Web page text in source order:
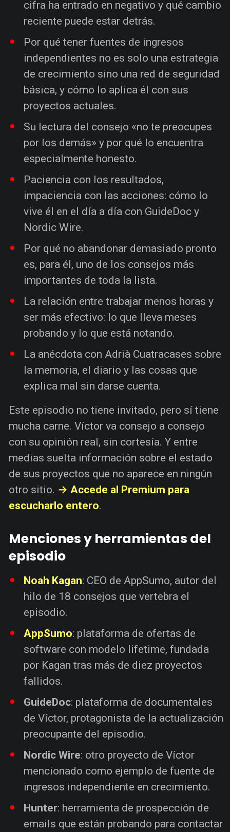
cifra ha entrado en negativo y qué cambio
reciente puede estar detrás.
Por qué tener fuentes de ingresos
independientes no es solo una estrategia
de crecimiento sino una red de seguridad
básica, y cómo lo aplica él con sus
proyectos actuales.
Su lectura del consejo «no te preocupes
por los demás» y por qué lo encuentra
especialmente honesto.
Paciencia con los resultados,
impaciencia con las acciones: cómo lo
vive él en el día a día con GuideDoc y
Nordic Wire.
Por qué no abandonar demasiado pronto
es, para él, uno de los consejos más
importantes de toda la lista.
La relación entre trabajar menos horas y
ser más efectivo: lo que lleva meses
probando y lo que está notando.
La anécdota con Adrià Cuatracases sobre
la memoria, el diario y las cosas que
explica mal sin darse cuenta.
Este episodio no tiene invitado, pero sí tiene
mucha carne. Víctor va consejo a consejo
con su opinión real, sin cortesía. Y entre
medias suelta información sobre el estado
de sus proyectos que no aparece en ningún
otro sitio. → Accede al Premium para
escucharlo entero.
Menciones y herramientas del
episodio
Noah Kagan: CEO de AppSumo, autor del
hilo de 18 consejos que vertebra el
episodio.
AppSumo: plataforma de ofertas de
software con modelo lifetime, fundada
por Kagan tras más de diez proyectos
fallidos.
GuideDoc: plataforma de documentales
de Víctor, protagonista de la actualización
preocupante del episodio.
Nordic Wire: otro proyecto de Víctor
mencionado como ejemplo de fuente de
ingresos independiente en crecimiento.
Hunter: herramienta de prospección de
emails que están probando para contactar